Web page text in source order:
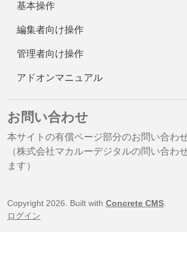
基本操作
編集者向け操作
管理者向け操作
アドオンマニュアル
お問い合わせ
本サイトの有償ページ部分のお問い合わ
（株式会社マカルーデジタルの問い合わ
ます）
Copyright 2026. Built with Concrete CMS
ログイン